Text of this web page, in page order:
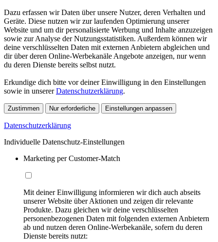
Dazu erfassen wir Daten über unsere Nutzer, deren Verhalten und
Geräte. Diese nutzen wir zur laufenden Optimierung unserer
Website und um dir personalisierte Werbung und Inhalte anzuzeigen
sowie zur Analyse der Nutzungsstatistiken. Außerdem können wir
deine verschlüsselten Daten mit externen Anbietern abgleichen und
dir über deren Online-Werbekanäle Angebote anzeigen, nur wenn
du deren Dienste bereits selbst nutzt.
Erkundige dich bitte vor deiner Einwilligung in den Einstellungen
sowie in unsererDatenschutzerklärung.
Zustimmen Nur erforderliche Einstellungen anpassen
Datenschutzerklärung
Individuelle Datenschutz-Einstellungen
Marketing per Customer-Match
Mit deiner Einwilligung informieren wir dich auch abseits
unserer Website über Aktionen und zeigen dir relevante
Produkte. Dazu gleichen wir deine verschlüsselten
personenbezogenen Daten mit folgenden externen Anbietern
ab und nutzen deren Online-Werbekanäle, sofern du deren
Dienste bereits nutzt: